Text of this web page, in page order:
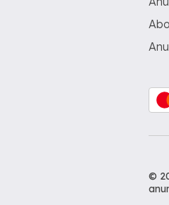
©